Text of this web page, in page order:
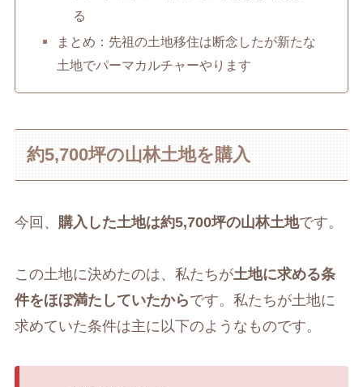
る
まとめ：先祖の土地移住は断念したが新たな
土地でパーマカルチャーやります
約5,700坪の山林土地を購入
今回、 購入した土地は約5,700坪の山林土地です。
この土地に決めたのは、私たちが土地に求める条
件をほぼ満たしていたからです。私たちが土地に
求めていた条件は主に以下のようなものです。